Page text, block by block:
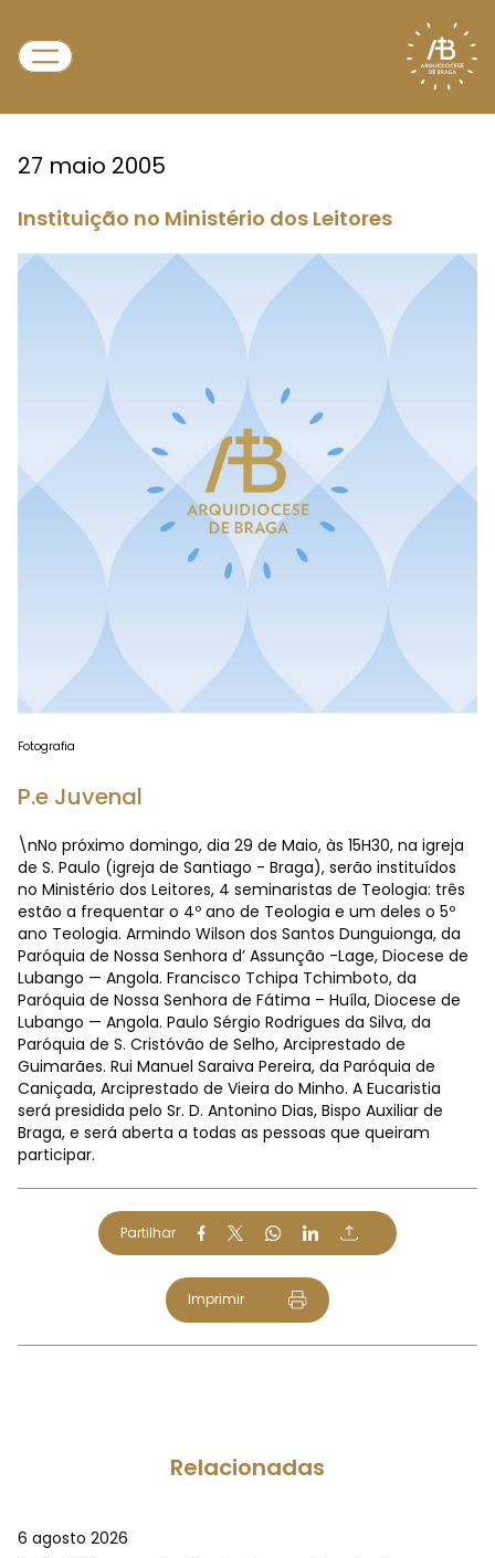
27 maio 2005
Instituição no Ministério dos Leitores
Fotografia
P.e Juvenal
\nNo próximo domingo, dia 29 de Maio, às 15H30, na igreja
de S. Paulo (igreja de Santiago - Braga), serão instituídos
no Ministério dos Leitores, 4 seminaristas de Teologia: três
estão a frequentar o 4º ano de Teologia e um deles o 5º
ano Teologia. Armindo Wilson dos Santos Dunguionga, da
Paróquia de Nossa Senhora d’ Assunção -Lage, Diocese de
Lubango — Angola. Francisco Tchipa Tchimboto, da
Paróquia de Nossa Senhora de Fátima – Huíla, Diocese de
Lubango — Angola. Paulo Sérgio Rodrigues da Silva, da
Paróquia de S. Cristóvão de Selho, Arciprestado de
Guimarães. Rui Manuel Saraiva Pereira, da Paróquia de
Caniçada, Arciprestado de Vieira do Minho. A Eucaristia
será presidida pelo Sr. D. Antonino Dias, Bispo Auxiliar de
Braga, e será aberta a todas as pessoas que queiram
participar.
Partilhar
Imprimir
Relacionadas
6 agosto 2026